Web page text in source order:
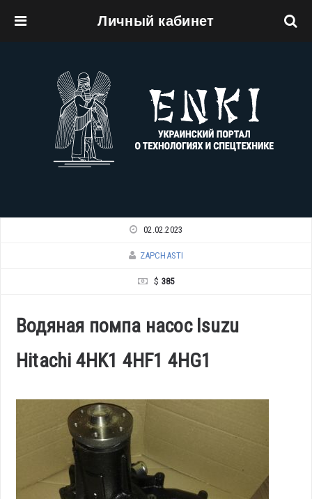
Личный кабинет
02.02.2023
ZAPCHASTI
$ 385
Водяная помпа насос Isuzu
Hitachi 4HK1 4HF1 4HG1